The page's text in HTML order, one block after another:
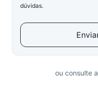
dúvidas.
ou consulte